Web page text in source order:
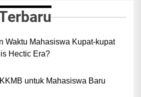
Waktu Mahasiswa Kupat-kupat
Hectic Era?
untuk Mahasiswa Baru